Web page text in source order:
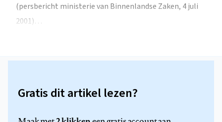
(persbericht ministerie van Binnenlandse Zaken, 4 juli
2001)…
Gratis dit artikel lezen?